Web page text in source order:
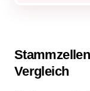
Vergleich